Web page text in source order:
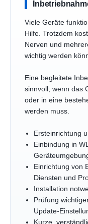
Viele Geräte
Hilfe. Trotzdem
Nerven und
wichtig werden
Eine begleitete
sinnvoll, wenn das
oder in eine
werden muss.
Ersteinrichtung
Einbindung in
Einrichtung von
Diensten und
Installation
Prüfung
Update-
Kurze,